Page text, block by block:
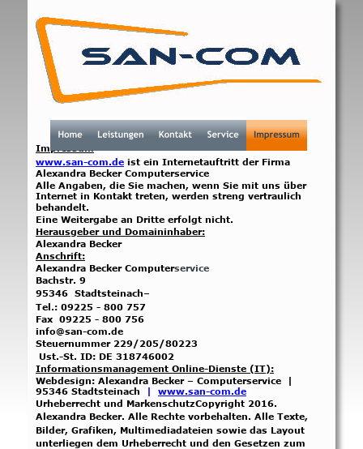
Impressum
www.san-com.de ist ein Internetauftritt der Firma
Alexandra Becker Computerservice
Alle Angaben, die Sie machen, wenn Sie mit uns über
Internet in Kontakt treten, werden streng vertraulich
behandelt.
Eine Weitergabe an Dritte erfolgt nicht.
Herausgeber und Domaininhaber:
Alexandra Becker
Anschrift:
Alexandra Becker Computerservice
Bachstr. 9
95346  Stadtsteinach–
Tel.: 09225 - 800 757
Fax  09225 - 800 756
info@san-com.de
Steuernummer 229/205/80223
Ust.-St. ID: DE 318746002
Informationsmanagement Online-Dienste (IT):
Webdesign: Alexandra Becker – Computerservice  |
95346 Stadtsteinach
www.san-com.de
Urheberrecht und MarkenschutzCopyright 2016.
Alexandra Becker. Alle Rechte vorbehalten. Alle Texte,
Bilder, Grafiken, Multimediadateien sowie das Layout
unterliegen dem Urheberrecht und den Gesetzen zum